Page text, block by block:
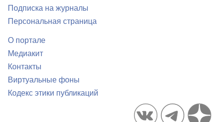
Подписка на журналы
Персональная страница
О портале
Медиакит
Контакты
Виртуальные фоны
Кодекс этики публикаций